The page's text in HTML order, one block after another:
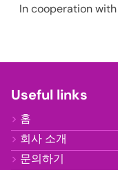
In cooperation with
Useful links
홈
회사 소개
문의하기